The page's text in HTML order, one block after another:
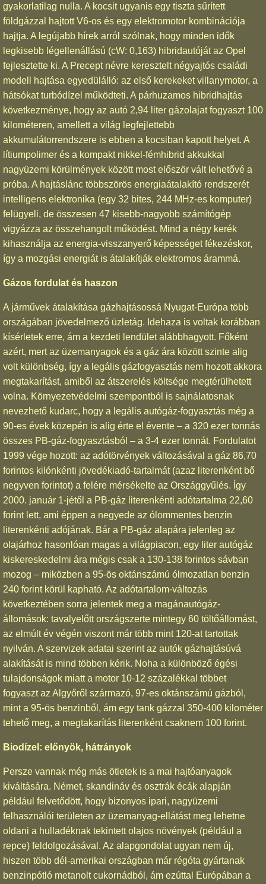
gyakorlatilag nulla. A kocsit ugyanis egy tiszta sűrített
földgázzal hajtott V6-os és egy elektromotor kombinációja
hajtja. A legújabb hírek arról szólnak, hogy minden idők
legkisebb légellenállású (cW: 0,163) hibridautóját az Opel
fejlesztette ki. A Precept névre keresztelt négyajtós családi
modell hajtása egyedülálló: az első kerekeket villanymotor, a
hátsókat turbódízel működteti. A párhuzamos hibridhajtás
következménye, hogy az autó 2,94 liter gázolajat fogyaszt 100
kilométeren, amellett a világ legfejlettebb
akkumulátorrendszere is ebben a kocsiban kapott helyet. A
lítiumpolimer és a kompakt nikkel-fémhibrid akkukkal
nagyüzemi körülmények között most először vált lehetővé a
próba. A hajtáslánc többszörös energiaátalakító rendszerét
intelligens elektronika (egy 32 bites, 244 MHz-es komputer)
felügyeli, de összesen 47 kisebb-nagyobb számítógép
vigyázza az összehangolt működést. Mind a négy kerék
kihasználja az energia-visszanyerő képességet fékezéskor,
így a mozgási energiát is átalakítják elektromos árammá.
Gázos fordulat és haszon
A járművek átalakítása gázhajtásossá Nyugat-Európa több
országában jövedelmező üzletág. Idehaza is voltak korábban
kísérletek erre, ám a kezdeti lendület alábbhagyott. Főként
azért, mert az üzemanyagok és a gáz ára között szinte alig
volt különbség, így a legális gázfogyasztás nem hozott akkora
megtakarítást, amiből az átszerelés költsége megtérülhetett
volna. Környezetvédelmi szempontból is sajnálatosnak
nevezhető kudarc, hogy a legális autógáz-fogyasztás még a
90-es évek közepén is alig érte el évente – a 320 ezer tonnás
összes PB-gáz-fogyasztásból – a 3-4 ezer tonnát. Fordulatot
1999 vége hozott: az adótörvények változásával a gáz 86,70
forintos kilónkénti jövedékiadó-tartalmát (azaz literenként bő
negyven forintot) a felére mérsékelte az Országgyűlés. Így
2000. január 1-jétől a PB-gáz literenkénti adótartalma 22,60
forint lett, ami éppen a negyede az ólommentes benzin
literenkénti adójának. Bár a PB-gáz alapára jelenleg az
olajárhoz hasonlóan magas a világpiacon, egy liter autógáz
kiskereskedelmi ára mégis csak a 130-138 forintos sávban
mozog – miközben a 95-ös oktánszámú ólmozatlan benzin
240 forint körül kapható. Az adótartalom-változás
következtében sorra jelentek meg a magánautógáz-
állomások: tavalyelőtt országszerte mintegy 60 töltőállomást,
az elmúlt év végén viszont már több mint 120-at tartottak
nyilván. A szervizek adatai szerint az autók gázhajtásúvá
alakítását is mind többen kérik. Noha a különböző égési
tulajdonságok miatt a motor 10-12 százalékkal többet
fogyaszt az Algyőről származó, 97-es oktánszámú gázból,
mint a 95-ös benzinből, ám egy tank gázzal 350-400 kilométer
tehető meg, a megtakarítás literenként csaknem 100 forint.
Biodízel: előnyök, hátrányok
Persze vannak még más ötletek is a mai hajtóanyagok
kiváltására. Német, skandináv és osztrák écák alapján
például felvetődött, hogy bizonyos ipari, nagyüzemi
felhasználói területen az üzemanyag-ellátást meg lehetne
oldani a hulladéknak tekintett olajos növények (például a
repce) feldolgozásával. Az alapgondolat ugyan nem új,
hiszen több dél-amerikai országban már régóta gyártanak
benzinpótló metanolt cukornádból, ám ezúttal Európában a